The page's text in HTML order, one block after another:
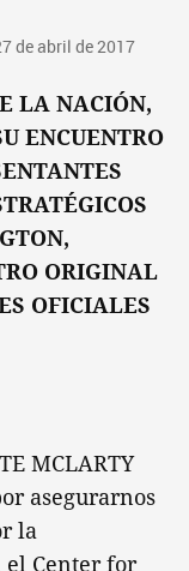
de abril de 2017
LA NACIÓN,
ENCUENTRO
ORIGINAL
OFICIALES
MCLARTY
asegurarnos
la
el Center for